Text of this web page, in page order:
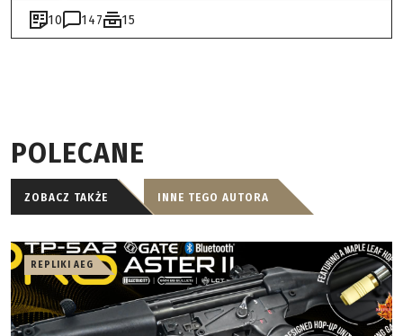
10 147 15
POLECANE
ZOBACZ TAKŻE INNE TEGO AUTORA
REPLIKI AEG